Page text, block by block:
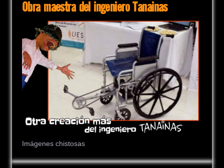
Obra maestra del ingeniero Tanainas
Imágenes chistosas